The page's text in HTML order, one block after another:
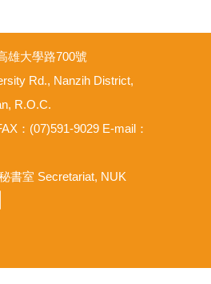
雄大學路700號
Rd., Nanzih District,
R.O.C.
：(07)591-9029 E-mail：
書室 Secretariat, NUK